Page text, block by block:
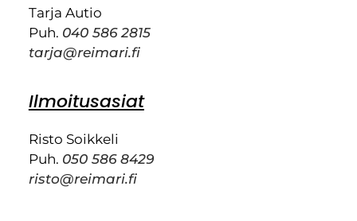
Tarja Autio
Puh. 040 586 2815
tarja@reimari.fi
Ilmoitusasiat
Risto Soikkeli
Puh. 050 586 8429
risto@reimari.fi